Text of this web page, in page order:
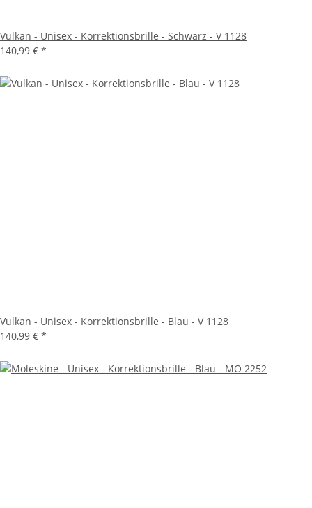
Vulkan - Unisex - Korrektionsbrille - Schwarz - V 1128
140,99 € *
Vulkan - Unisex - Korrektionsbrille - Blau - V 1128
140,99 € *